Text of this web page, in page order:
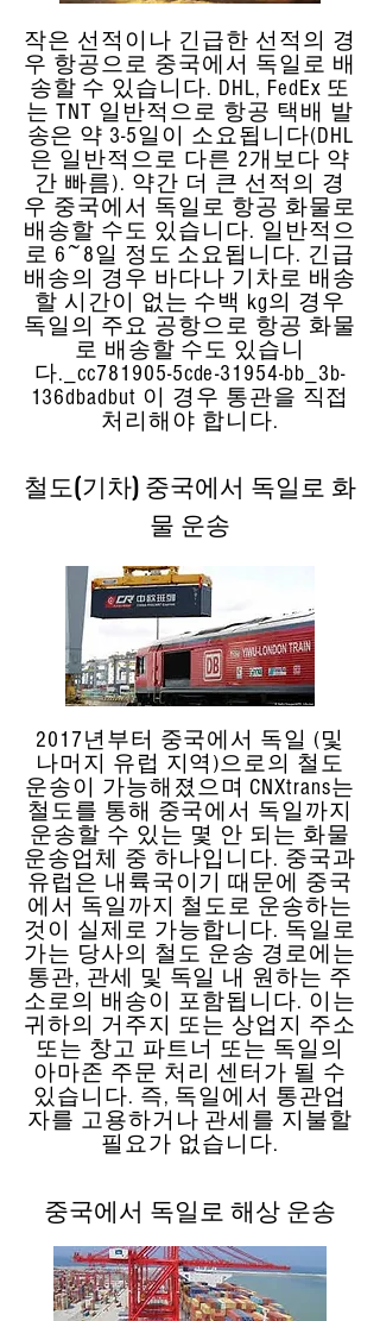
작은 선적이나 긴급한 선적의 경
우 항공으로 중국에서 독일로 배
송할 수 있습니다. DHL, FedEx 또
는 TNT 일반적으로 항공 택배 발
송은 약 3-5일이 소요됩니다(DHL
은 일반적으로 다른 2개보다 약
간 빠름). 약간 더 큰 선적의 경
우 중국에서 독일로 항공 화물로
배송할 수도 있습니다. 일반적으
로 6~8일 정도 소요됩니다. 긴급
배송의 경우 바다나 기차로 배송
할 시간이 없는 수백 kg의 경우
독일의 주요 공항으로 항공 화물
로 배송할 수도 있습니
다._cc781905-5cde-31954-bb_3b-
136dbadbut 이 경우 통관을 직접
처리해야 합니다.
철도(기차) 중국에서 독일로 화
물 운송
2017년부터 중국에서 독일 (및
나머지 유럽 지역)으로의 철도
운송이 가능해졌으며 CNXtrans는
철도를 통해 중국에서 독일까지
운송할 수 있는 몇 안 되는 화물
운송업체 중 하나입니다. 중국과
유럽은 내륙국이기 때문에 중국
에서 독일까지 철도로 운송하는
것이 실제로 가능합니다. 독일로
가는 당사의 철도 운송 경로에는
통관, 관세 및 독일 내 원하는 주
소로의 배송이 포함됩니다. 이는
귀하의 거주지 또는 상업지 주소
또는 창고 파트너 또는 독일의
아마존 주문 처리 센터가 될 수
있습니다. 즉, 독일에서 통관업
자를 고용하거나 관세를 지불할
필요가 없습니다.
중국에서 독일로 해상 운송